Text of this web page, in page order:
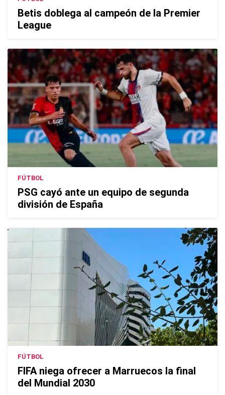
Betis doblega al campeón de la Premier
League
FÚTBOL
PSG cayó ante un equipo de segunda
división de España
FÚTBOL
FIFA niega ofrecer a Marruecos la final
del Mundial 2030